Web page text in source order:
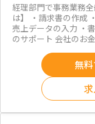
経理部門で事務業務
は】 ・請求書の作成
売上データの入力 ・
のサポート 会社のお
無